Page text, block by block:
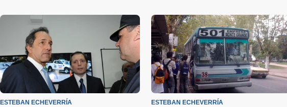
ESTEBAN ECHEVERRÍA ESTEBAN ECHEVERRÍA